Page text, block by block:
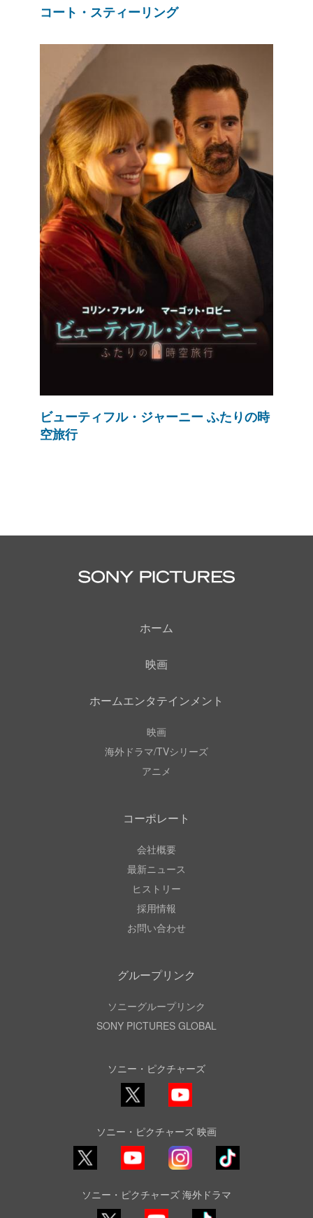
コート・スティーリング
ビューティフル・ジャーニー ふたりの時
空旅行
ホーム
映画
ホームエンタテインメント
映画
海外ドラマ/TVシリーズ
アニメ
コーポレート
会社概要
最新ニュース
ヒストリー
採用情報
お問い合わせ
グループリンク
ソニーグループリンク
SONY PICTURES GLOBAL
ソニー・ピクチャーズ
X
YouTube
ソニー・ピクチャーズ 映画
YouTube Instagram
TikTok
ソニー・ピクチャーズ 海外ドラマ